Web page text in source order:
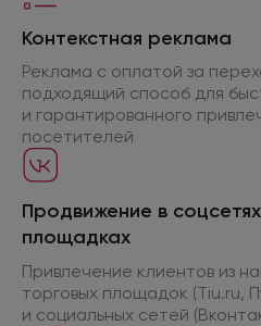
Контекстная реклама
Реклама с оплатой за
подходящий способ для
и гарантированного
посетителей
Продвижение в соцсетях
площадках
Привлечение клиентов из
торговых площадок (Tiu.ru,
и социальных сетей